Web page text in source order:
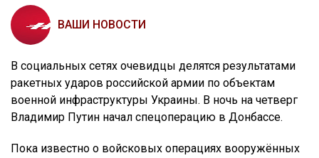
ВАШИ НОВОСТИ
В социальных сетях очевидцы делятся результатами
ракетных ударов российской армии по объектам
военной инфраструктуры Украины. В ночь на четверг
Владимир Путин начал спецоперацию в Донбассе.
Пока известно о войсковых операциях вооружённых